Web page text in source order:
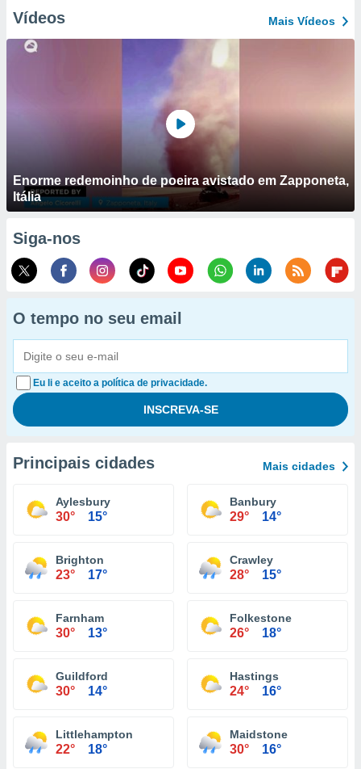
Vídeos Mais Vídeos
Enorme redemoinho de poeira avistado em Zapponeta,
Itália
Siga-nos
O tempo no seu email
Eu li e aceito a política de privacidade.
Principais cidades Mais cidades
Aylesbury
30° 15°
Banbury
29° 14°
Brighton
23° 17°
Crawley
28° 15°
Farnham
30° 13°
Folkestone
26° 18°
Guildford
30° 14°
Hastings
24° 16°
Littlehampton
22° 18°
Maidstone
30° 16°